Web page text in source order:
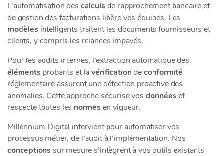
L’automatisation des calculsde rapprochement bancaire et
de gestion des facturations libère vos équipes. Les
modèles intelligents traitent les documents fournisseurs et
clients, y compris les relances impayés.
Pour les audits internes, l’extraction automatique des
éléments probants et lavérificationdeconformité
réglementaire assurent une détection proactive des
anomalies. Cette approche sécurise vos donnéeset
respecte toutes les normesen vigueur.
Millennium Digital intervient pour automatiser vos
processus métier, de l’audit à l’implémentation. Nos
conceptionssur mesure s’intègrent à vos outils existants